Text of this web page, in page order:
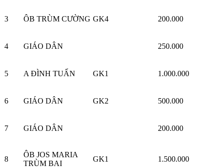
3 ÔB TRÙM CƯỜNG GK4 200.000
4 GIÁO DÂN 250.000
5 A ĐÌNH TUẤN GK1 1.000.000
6 GIÁO DÂN GK2 500.000
7 GIÁO DÂN 200.000
8
ÔB JOS MARIA
TRÙM BAI
GK1 1.500.000